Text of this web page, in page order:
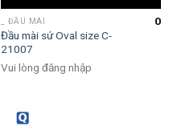
_ ĐẦU MÀI
Đầu mài sứ Oval size C-
21007
0
Vui lòng đăng nhập